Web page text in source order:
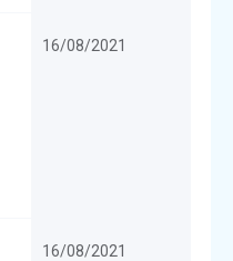
16/08/2021
16/08/2021